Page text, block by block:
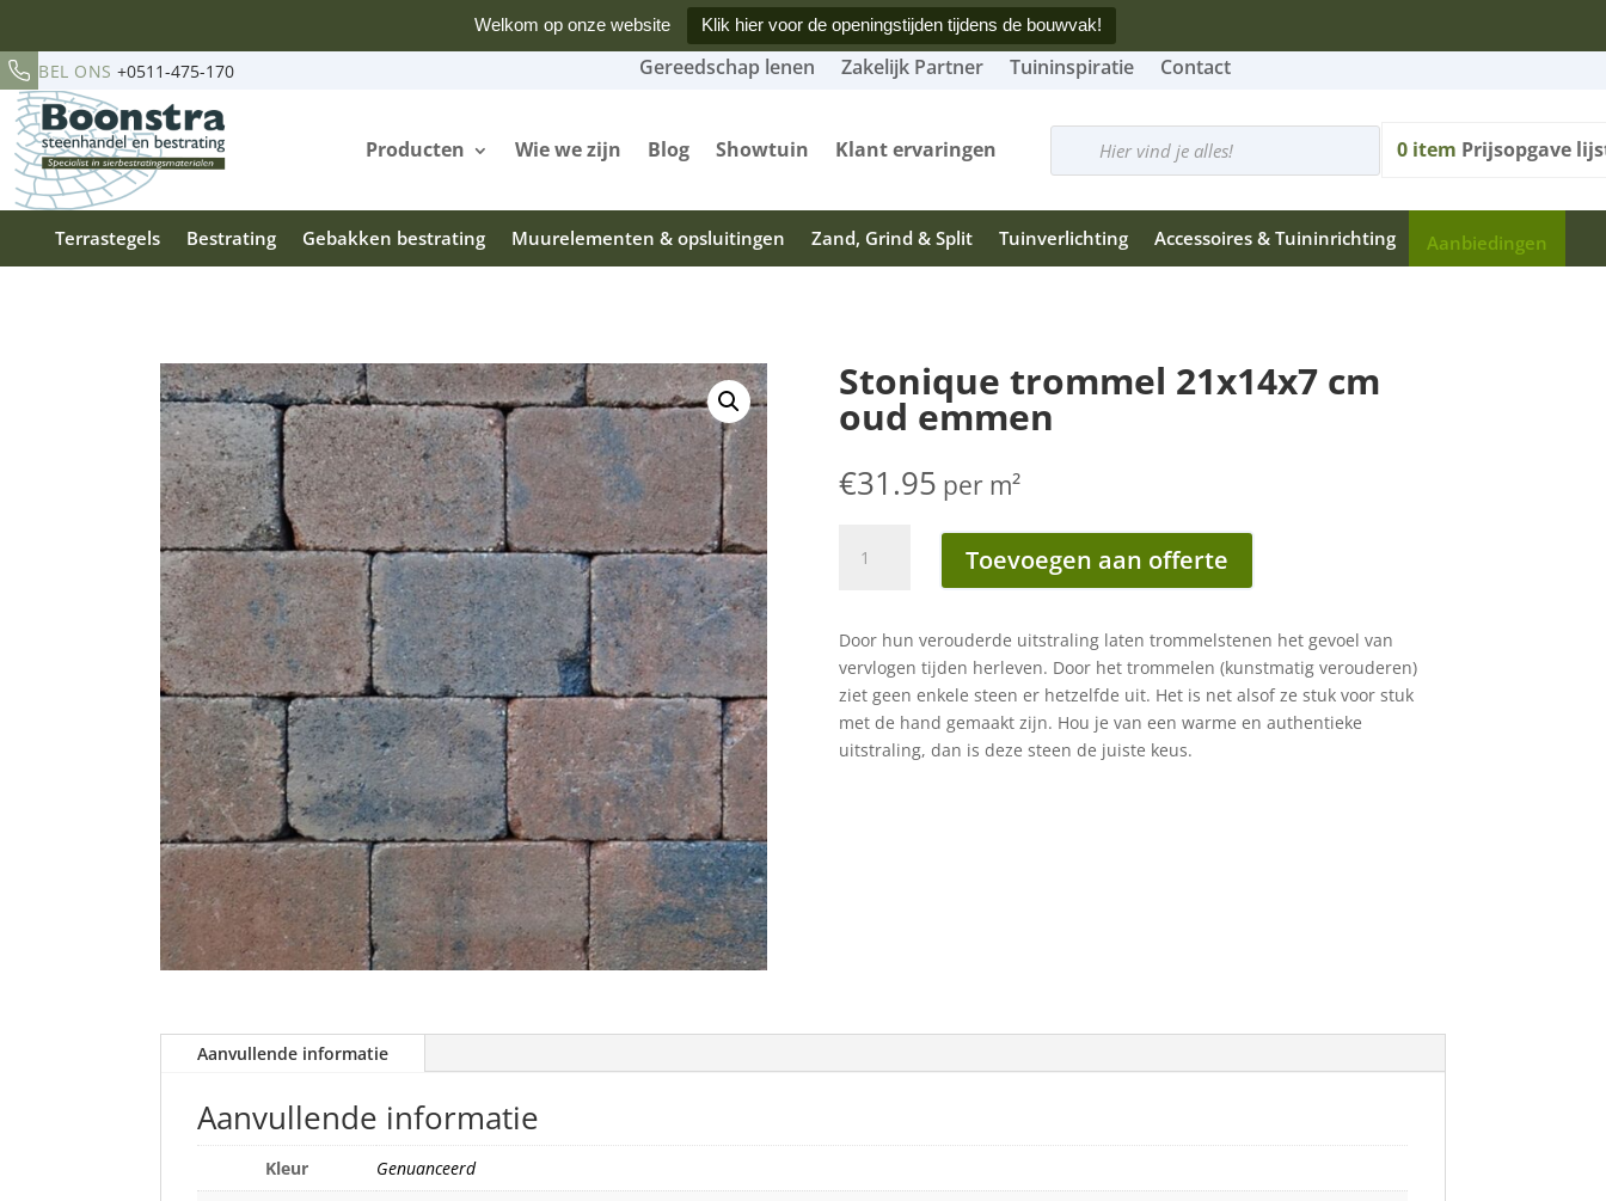
Welkom op onze website Klik hier voor de openingstijden tijdens de bouwvak!
BEL ONS +0511-475-170 Gereedschap lenen Zakelijk Partner Tuininspiratie Contact
Producten Wie we zijn Blog Showtuin Klant ervaringen
zoeken
0 item Prijsopgave
Terrastegels Bestrating Gebakken bestrating Muurelementen & opsluitingen Zand, Grind & Split Tuinverlichting Accessoires & Tuininrichting Aanbiedingen
Stonique trommel 21x14x7 cm
oud emmen
€31.95 per m²
trommel
oud
emmen
aantal
Toevoegen aan offerte
Door hun verouderde uitstraling laten trommelstenen het gevoel van
vervlogen tijden herleven. Door het trommelen (kunstmatig verouderen)
ziet geen enkele steen er hetzelfde uit. Het is net alsof ze stuk voor stuk
met de hand gemaakt zijn. Hou je van een warme en authentieke
uitstraling, dan is deze steen de juiste keus.
Aanvullende informatie
Aanvullende informatie
Kleur
Genuanceerd